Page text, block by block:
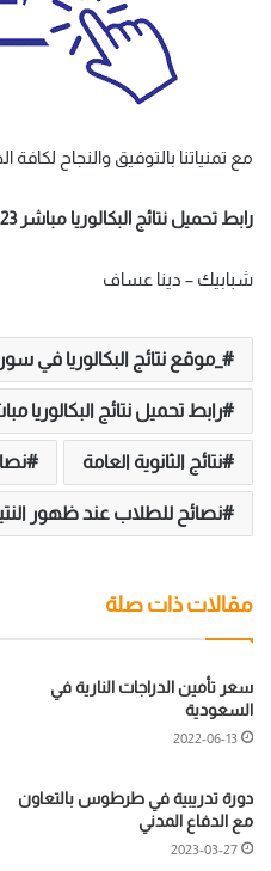
مع تمنياتنا بالتوفيق والنجاح لكافة
رابط تحميل نتائج البكالوريا مباشر 2023
شبابيك – دينا عساف
_موقع نتائج البكالوريا في سورية
رابط تحميل نتائج البكالوريا مباشر
نتائج الثانوية العامة
نصائح للطلاب عند ظهور
مقالات ذات صلة
سعر تأمين الدراجات النارية في
السعودية
2022-06-13
دورة تدريبية في طرطوس بالتعاون
مع الدفاع المدني
2023-03-27